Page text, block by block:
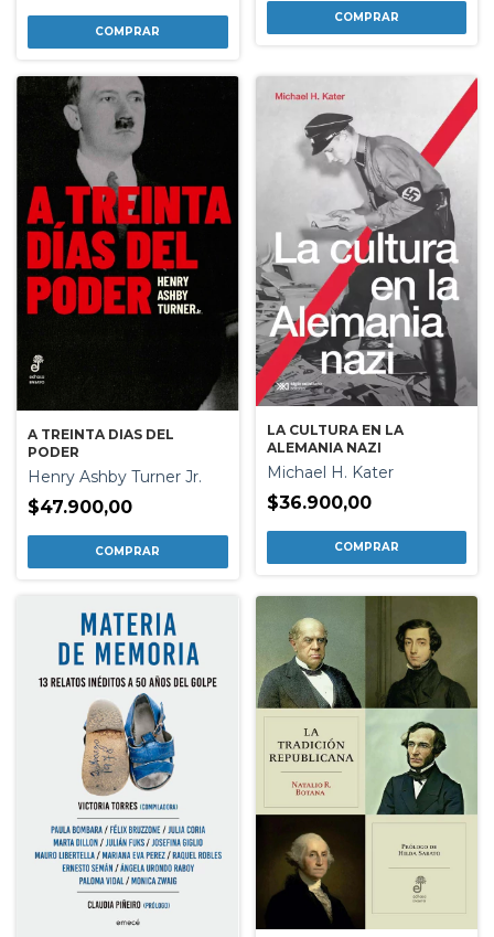
A TREINTA DIAS DEL
PODER
Henry Ashby Turner Jr.
$47.900,00
LA CULTURA EN LA
ALEMANIA NAZI
Michael H. Kater
$36.900,00